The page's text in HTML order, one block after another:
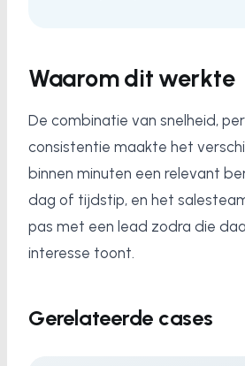
Waarom dit werkte
De combinatie van snelheid,
consistentie maakte het
binnen minuten een relevant
dag of tijdstip, en het
pas met een lead zodra die
interesse toont.
Gerelateerde cases